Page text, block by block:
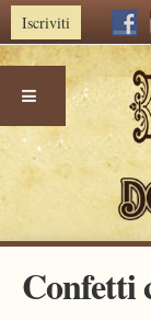
Iscriviti
Confetti